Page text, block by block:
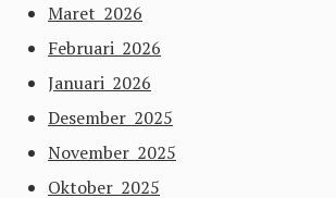
Maret 2026
Februari 2026
Januari 2026
Desember 2025
November 2025
Oktober 2025